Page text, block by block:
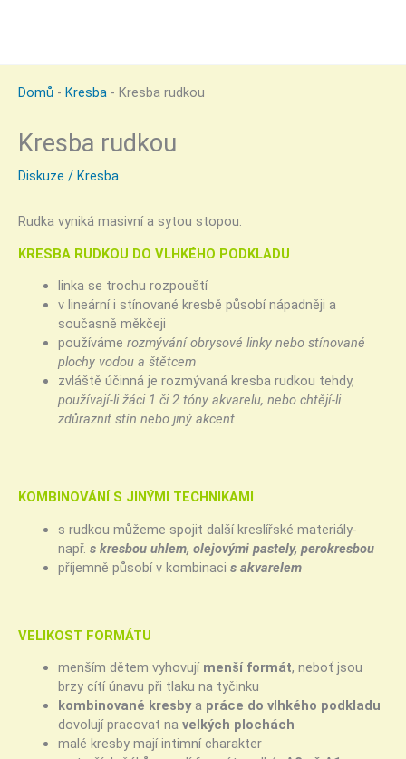
Domů - Kresba - Kresba rudkou
Kresba rudkou
Diskuze / Kresba
Rudka vyniká masivní a sytou stopou.
KRESBA RUDKOU DO VLHKÉHO PODKLADU
linka se trochu rozpouští
v lineární i stínované kresbě působí nápadněji a
současně měkčeji
používáme rozmývání obrysové linky nebo stínované
plochy vodou a štětcem
zvláště účinná je rozmývaná kresba rudkou tehdy,
používají-li žáci 1 či 2 tóny akvarelu, nebo chtějí-li
zdůraznit stín nebo jiný akcent
KOMBINOVÁNÍ S JINÝMI TECHNIKAMI
s rudkou můžeme spojit další kreslířské materiály-
např. s kresbou uhlem, olejovými pastely, perokresbou
příjemně působí v kombinaci s akvarelem
VELIKOST FORMÁTU
menším dětem vyhovují menší formát, neboť jsou
brzy cítí únavu při tlaku na tyčinku
kombinované kresbyapráce do vlhkého podkladu
dovolují pracovat na velkých plochách
malé kresby mají intimní charakter